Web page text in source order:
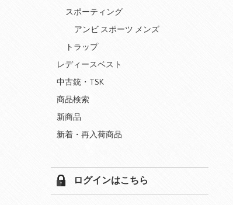
スポーティング
アンビ スポーツ メンズ
トラップ
レディースベスト
中古銃・TSK
商品検索
新商品
新着・再入荷商品
ログインはこちら